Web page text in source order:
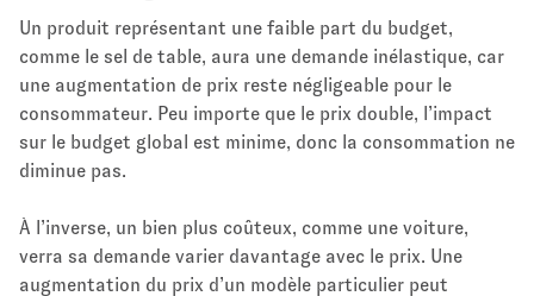
Un produit représentant une faible part du budget,
comme le sel de table, aura une demande inélastique, car
une augmentation de prix reste négligeable pour le
consommateur. Peu importe que le prix double, l’impact
sur le budget global est minime, donc la consommation ne
diminue pas.
À l’inverse, un bien plus coûteux, comme une voiture,
verra sa demande varier davantage avec le prix. Une
augmentation du prix d’un modèle particulier peut